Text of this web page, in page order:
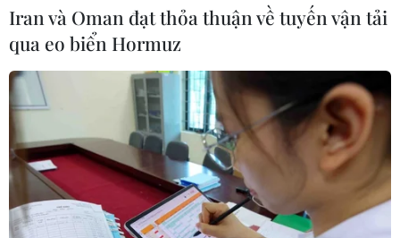
Israel và Hội đồng Hòa bình thảo
luận giải giáp vũ khí tại Gaza
04/08/2026 05:06
Iran đề xuất thành lập liên minh an
ninh giữa các nước Hồi giáo trong
khu vực
Iran và Oman đạt thỏa thuận về tuyến vận tải
qua eo biển Hormuz